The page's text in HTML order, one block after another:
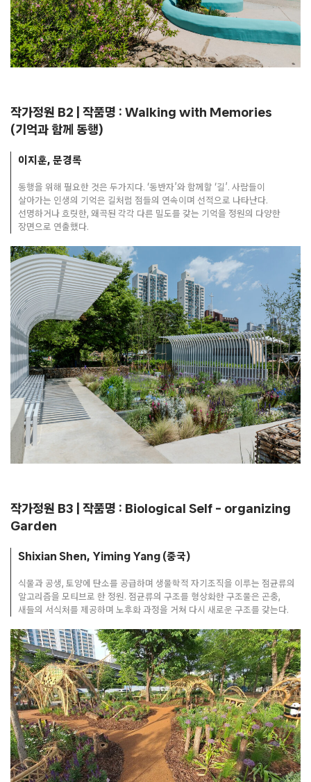
작가정원 B2 | 작품명 : Walking with Memories
(기억과 함께 동행)
이지훈, 문경록
동행을 위해 필요한 것은 두가지다. ‘동반자’와 함께할 ‘길’. 사람들이
살아가는 인생의 기억은 길처럼 점들의 연속이며 선적으로 나타난다.
선명하거나 흐릿한, 왜곡된 각각 다른 밀도를 갖는 기억을 정원의 다양한
장면으로 연출했다.
작가정원 B3 | 작품명 : Biological Self – organizing
Garden
Shixian Shen, Yiming Yang (중국)
식물과 공생, 토양에 탄소를 공급하며 생물학적 자기조직을 이루는 점균류의
알고리즘을 모티브로 한 정원. 점균류의 구조를 형상화한 구조물은 곤충,
새들의 서식처를 제공하며 노후화 과정을 거쳐 다시 새로운 구조를 갖는다.